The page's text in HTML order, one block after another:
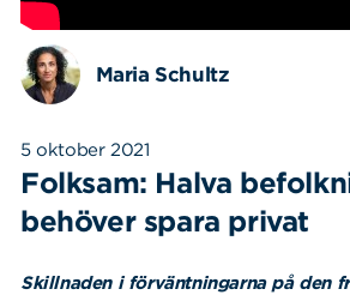
Maria Schultz
5 oktober 2021
Folksam: Halva
behöver spara privat
Skillnaden i förväntningarna på den